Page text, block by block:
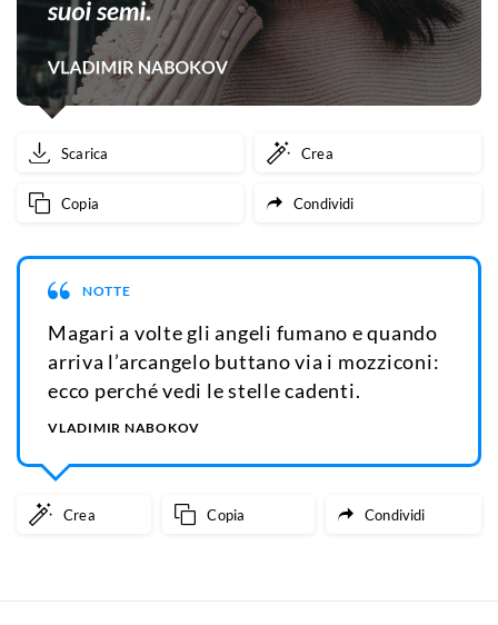
Scarica Crea
Copia Condividi
NOTTE
Magari a volte gli angeli fumano e quando
arriva l’arcangelo buttano via i mozziconi:
ecco perché vedi le stelle cadenti.
VLADIMIR NABOKOV
Crea Copia Condividi